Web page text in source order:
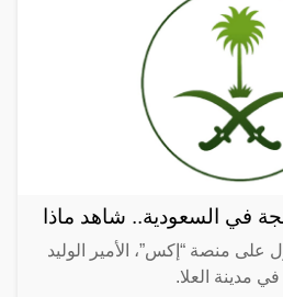
في السعودية.. شاهد ماذا
على منصة “إكس”، الأمير الوليد
مدينة العلا.